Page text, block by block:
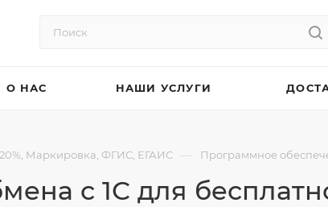
О НАС НАШИ УСЛУГИ
Маркировка, ФГИС, ЕГАИС — Программное
с 1С для